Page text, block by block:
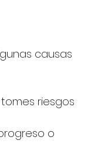
causas
riesgos
o